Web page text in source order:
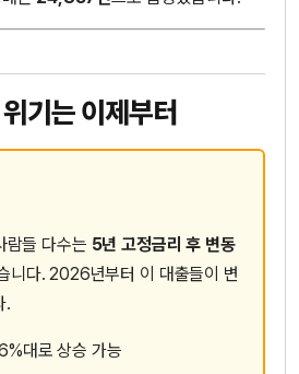
기는 이제부터
람들 다수는 5년 고정금리 후 변동
니다. 2026년부터 이 대출들이 변
.
대로 상승 가능